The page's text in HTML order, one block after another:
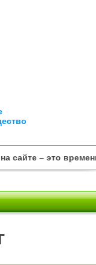
сайте – это